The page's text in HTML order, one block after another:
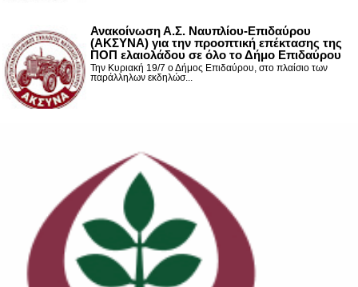
Ανακοίνωση Α.Σ. Ναυπλίου-Επιδαύρου
(ΑΚΣΥΝΑ) για την προοπτική επέκτασης της
ΠΟΠ ελαιολάδου σε όλο το Δήμο Επιδαύρου
Την Κυριακή 19/7 ο Δήμος Επιδαύρου, στο πλαίσιο των
παράλληλων εκδηλώσ...